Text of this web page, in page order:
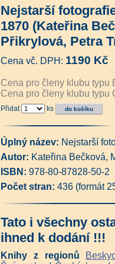
Antikvariát - Procházky
Zánik pražského ghetta
Plánování Prahy - Historie
1994 (Martina Koukalová,
Velká Praha Drobnovhledy
Pražské vilové čtvrti (Pavel
Pražští skalníci, kameníci a
Pražská okénka (Stanislava
Antikvatiát - Město jménem
Antikvariát - Pražský hrad -
Praha za císaře pána (Pavel
Antikvariát - Vyšehrad,
Antikvariát - Královský
Jan Fridrich z Valdštejna (Jiří
Nejkrásnější fotografie Prahy
Antikvariát - Stará Praha
Botič v hlavní roli (Pavlína
Kamenný most v Praze
Antikvariát - Archeologie na
Dlabačov a nymburský rod
Nejstarší
1870 (Kateřina
Přikrylová, Petra
Cena vč. DPH: 1190 Kč
Cena pro členy klubu typu
Cena pro členy klubu typu
Přidat ks
Úplný název: Nejstarší
Autor: Kateřina Bečková,
ISBN: 978-80-87828-50-2
Počet stran: 436 (formát
Tato i všechny
ihned k dodání !!!
Knihy z regionů